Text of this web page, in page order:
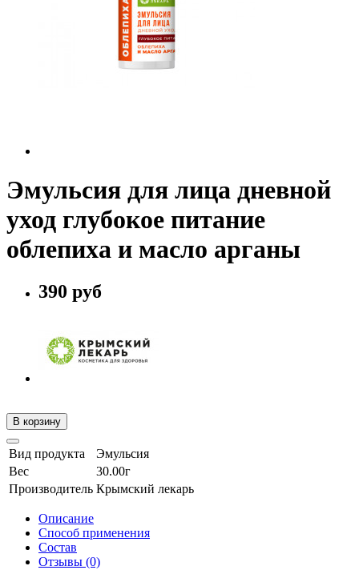
Эмульсия для лица дневной
уход глубокое питание
облепиха и масло арганы
390 руб
В корзину
Вид продукта
Эмульсия
Вес
30.00г
Производитель Крымский лекарь
Описание
Способ применения
Состав
Отзывы (0)